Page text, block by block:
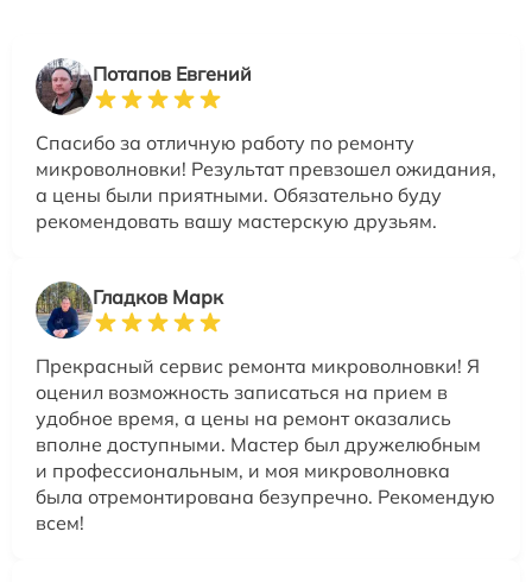
Потапов Евгений
Спасибо за отличную работу по ремонту
микроволновки! Результат превзошел ожидания,
а цены были приятными. Обязательно буду
рекомендовать вашу мастерскую друзьям.
Гладков Марк
Прекрасный сервис ремонта микроволновки! Я
оценил возможность записаться на прием в
удобное время, а цены на ремонт оказались
вполне доступными. Мастер был дружелюбным
и профессиональным, и моя микроволновка
была отремонтирована безупречно. Рекомендую
всем!